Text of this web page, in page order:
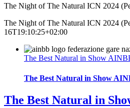
The Night of The Natural ICN 2024
The Night of The Natural ICN 2024
16T19:10:25+02:00
The Best Natural in Show
The Best Natural in Show
The Best Natural in